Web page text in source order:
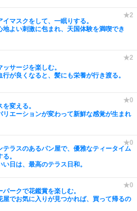
イマスクをして、一眠りする。
地よい刺激に包まれ、天国体験を満喫でき
ッサージを楽しむ。
行が良くなると、髪にも栄養が行き渡る。
変える。
リエーションが変わって新鮮な感覚が生まれ
テラスのあるパン屋で、優雅なティータイム
。
い日は、最高のテラス日和。
パークで花鑑賞を楽しむ。
屋でお気に入りが見つかれば、買って帰るの